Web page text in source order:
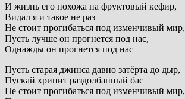
И жизнь его похожа на фруктовый кефир,
Видал я и такое не раз
Не стоит прогибаться под изменчивый мир,
Пусть лучше он прогнется под нас,
Однажды он прогнется под нас
Пусть старая джинса давно затёрта до дыр,
Пускай хрипит раздолбанный бас
Не стоит прогибаться под изменчивый мир,